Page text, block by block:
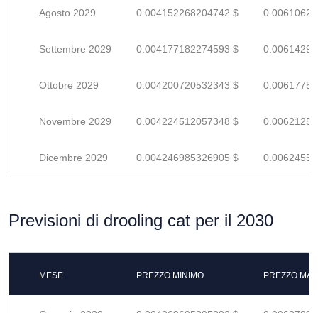
Agosto 2029 0.004152268204742 $
Settembre 2029 0.004177182274593 $
Ottobre 2029 0.004200720532343 $
Novembre 2029 0.004224512057348 $
Dicembre 2029 0.004246985326905 $
Previsioni di drooling cat per il 2030
MESE PREZZO MINIMO PREZZO